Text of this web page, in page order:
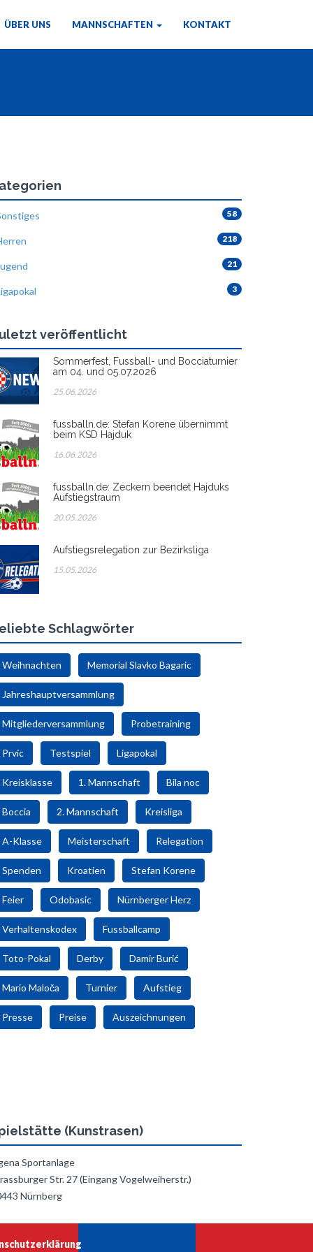
ÜBER UNS MANNSCHAFTEN KONTAKT
58
218
21
3
veröffentlicht
Sommerfest, Fussball- und Bocciaturnier
am 04. und 05.07.2026
25.06.2026
fussballn.de: Stefan Korene übernimmt
beim KSD Hajduk
16.06.2026
fussballn.de: Zeckern beendet Hajduks
Aufstiegstraum
20.05.2026
Aufstiegsrelegation zur Bezirksliga
15.05.2026
Schlagwörter
Weihnachten Memorial Slavko Bagaric
Jahreshauptversammlung
Mitgliederversammlung Probetraining
Prvic Testspiel Ligapokal
Kreisklasse 1. Mannschaft Bila noc
Boccia 2. Mannschaft Kreisliga
A-Klasse Meisterschaft Relegation
Spenden Kroatien Stefan Korene
Feier Odobasic Nürnberger Herz
Verhaltenskodex Fussballcamp
Toto-Pokal Derby Damir Burić
Mario Maloča Turnier Aufstieg
Presse Preise Auszeichnungen
(Kunstrasen)
Sportanlage
Str. 27 (Eingang Vogelweiherstr.)
Nürnberg